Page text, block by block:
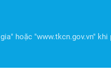
hoặc "www.tkcn.gov.vn"